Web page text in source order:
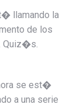
llamando la
de los
Quiz�s.
se est�
a una serie